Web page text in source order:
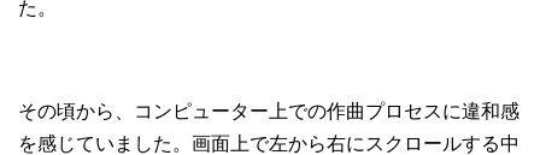
た。
その頃から、コンピューター上での作曲プロセスに違和感
を感じていました。画面上で左から右にスクロールする中